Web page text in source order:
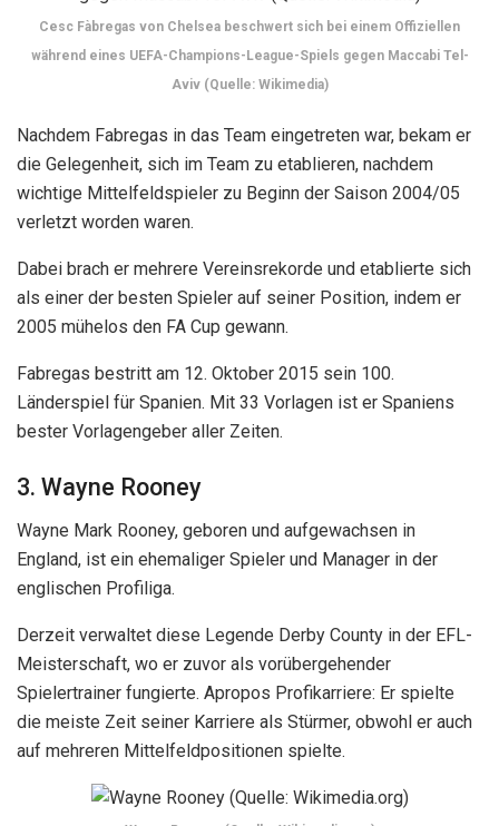
Cesc Fàbregas von Chelsea beschwert sich bei einem Offiziellen
während eines UEFA-Champions-League-Spiels gegen Maccabi Tel-
Aviv (Quelle: Wikimedia)
Nachdem Fabregas in das Team eingetreten war, bekam er
die Gelegenheit, sich im Team zu etablieren, nachdem
wichtige Mittelfeldspieler zu Beginn der Saison 2004/05
verletzt worden waren.
Dabei brach er mehrere Vereinsrekorde und etablierte sich
als einer der besten Spieler auf seiner Position, indem er
2005 mühelos den FA Cup gewann.
Fabregas bestritt am 12. Oktober 2015 sein 100.
Länderspiel für Spanien. Mit 33 Vorlagen ist er Spaniens
bester Vorlagengeber aller Zeiten.
3. Wayne Rooney
Wayne Mark Rooney, geboren und aufgewachsen in
England, ist ein ehemaliger Spieler und Manager in der
englischen Profiliga.
Derzeit verwaltet diese Legende Derby County in der EFL-
Meisterschaft, wo er zuvor als vorübergehender
Spielertrainer fungierte. Apropos Profikarriere: Er spielte
die meiste Zeit seiner Karriere als Stürmer, obwohl er auch
auf mehreren Mittelfeldpositionen spielte.